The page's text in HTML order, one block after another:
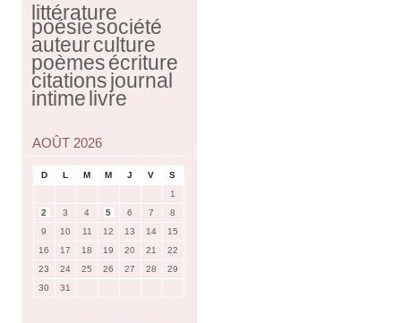
littérature
poésiesociété
auteurculture
poèmesécriture
citationsjournal
intimelivre
AOÛT 2026
D L M M J V
S
1
2
3 4 5 6 7
8
9
10 11 12 13 14
15
16
17 18 19 20 21
22
23
24 25 26 27 28
29
30
31